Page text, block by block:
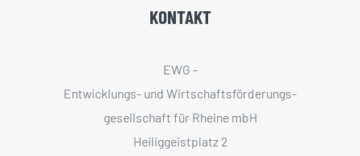
KONTAKT
EWG -
Entwicklungs- und Wirtschaftsförderungs­
gesellschaft für Rheine mbH
Heiliggeistplatz 2